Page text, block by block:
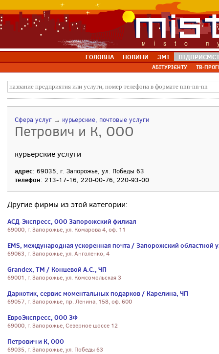
ГОЛОВНА НОВИНИ ЗМІ
АБІТУРІЄНТУ ТВ-
Сфера услуг → курьерские, почтовые услуги
Петрович и К, ООО
курьерские услуги
адрес: 69035, г. Запорожье, ул. Победы 63
телефон: 213-17-16, 220-00-76, 220-93-00
Другие фирмы из этой категории:
АСД-Экспресс, ООО Запорожский филиал
69000, г. Запорожье, ул. Комарова 4, оф. 11
EMS, международная ускоренная почта / Запорожский областной
69063, г. Запорожье, ул. Анголенко, 4
Grandex, ТМ / Концевой А.С., ЧП
69001, г. Запорожье, ул. Комсомольская 3
Даркотик, сервис моментальных подарков / Карелина, ЧП
69057, г. Запорожье, пр. Ленина, 158, оф. 600
ЕвроЭкспресс, ООО ЗФ
69000, г. Запорожье, Северное шоссе 12
Петрович и К, ООО
69035, г. Запорожье, ул. Победы 63